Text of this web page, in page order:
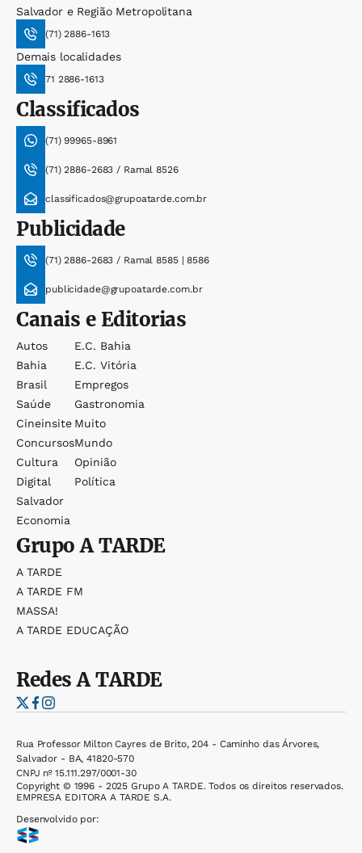
Salvador e Região Metropolitana
(71) 2886-1613
Demais localidades
71 2886-1613
Classificados
(71) 99965-8961
(71) 2886-2683 / Ramal 8526
classificados@grupoatarde.com.br
Publicidade
(71) 2886-2683 / Ramal 8585 | 8586
publicidade@grupoatarde.com.br
Canais e Editorias
Autos
Bahia
Brasil
Saúde
Cineinsite
Concursos
Cultura
Digital
Salvador
Economia
E.c. Bahia
E.c. Vitória
Empregos
Gastronomia
Muito
Mundo
Opinião
Política
GrupoA TARDE
A TARDE
A TARDE FM
MASSA!
A TARDE EDUCAÇÃO
RedesA TARDE
Rua Professor Milton Cayres de Brito, 204 - Caminho das Árvores,
Salvador - BA, 41820-570
CNPJ nº 15.111.297/0001-30
Copyright © 1996 - 2025 Grupo A TARDE. Todos os direitos reservados.
EMPRESA EDITORA A TARDE S.A.
Desenvolvido por: